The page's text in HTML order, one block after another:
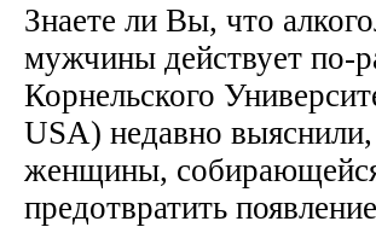
Знаете ли Вы, что
мужчины действует по-
Корнельского
USA) недавно
женщины,
предотвратить